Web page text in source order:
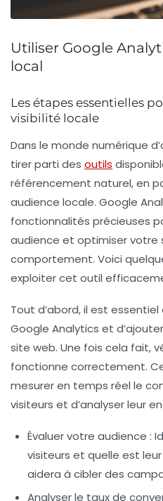
Utiliser Google
local
Les étapes essentielles
visibilité locale
Dans le monde numérique
tirer parti des outils
référencement naturel, en
audience locale. Google
fonctionnalités précieuses
audience et optimiser votre
comportement. Voici
exploiter cet outil
Tout d’abord, il est essentiel
Google Analytics et
site web. Une fois cela fait,
fonctionne correctement.
mesurer en temps réel le
visiteurs et d’analyser leur
Évaluer votre audience :
visiteurs et quelle est
aidera à cibler des
Analyser le taux de